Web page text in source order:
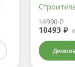
14990 ₽
10493 ₽